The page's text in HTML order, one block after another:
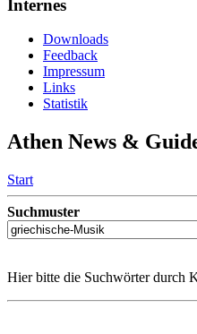
Internes
Downloads
Feedback
Impressum
Links
Statistik
Athen News &
Start
Suchmuster
Hier bitte die Suchwörter durch